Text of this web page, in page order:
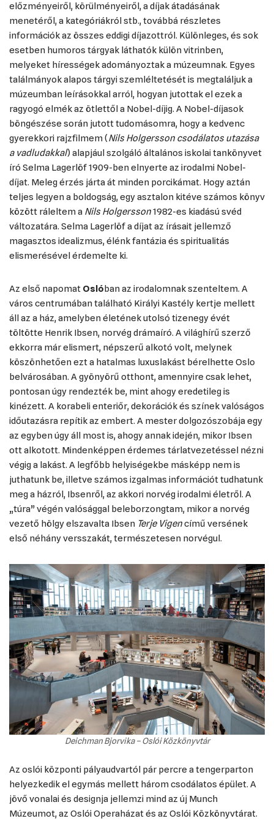
előzményeiről, körülményeiről, a díjak átadásának
menetéről, a kategóriákról stb., továbbá részletes
információk az összes eddigi díjazottról. Különleges, és sok
esetben humoros tárgyak láthatók külön vitrinben,
melyeket hírességek adományoztak a múzeumnak. Egyes
találmányok alapos tárgyi szemléltetését is megtaláljuk a
múzeumban leírásokkal arról, hogyan jutottak el ezek a
ragyogó elmék az ötlettől a Nobel-díjig. A Nobel-díjasok
böngészése során jutott tudomásomra, hogy a kedvenc
gyerekkori rajzfilmem (Nils Holgersson csodálatos utazása
a vadludakkal) alapjául szolgáló általános iskolai tankönyvet
író Selma Lagerlöf 1909-ben elnyerte az irodalmi Nobel-
díjat. Meleg érzés járta át minden porcikámat. Hogy aztán
teljes legyen a boldogság, egy asztalon kitéve számos könyv
között ráleltem a Nils Holgersson1982-es kiadású svéd
változatára. Selma Lagerlöf a díjat az írásait jellemző
magasztos idealizmus, élénk fantázia és spiritualitás
elismerésével érdemelte ki.
Az első napomat Oslóban az irodalomnak szenteltem. A
város centrumában található Királyi Kastély kertje mellett
áll az a ház, amelyben életének utolsó tizenegy évét
töltötte Henrik Ibsen, norvég drámaíró. A világhírű szerző
ekkorra már elismert, népszerű alkotó volt, melynek
köszönhetően ezt a hatalmas luxuslakást bérelhette Oslo
belvárosában. A gyönyörű otthont, amennyire csak lehet,
pontosan úgy rendezték be, mint ahogy eredetileg is
kinézett. A korabeli enteriőr, dekorációk és színek valóságos
időutazásra repítik az embert. A mester dolgozószobája egy
az egyben úgy áll most is, ahogy annak idején, mikor Ibsen
ott alkotott. Mindenképpen érdemes tárlatvezetéssel nézni
végig a lakást. A legfőbb helyiségekbe másképp nem is
juthatunk be, illetve számos izgalmas információt tudhatunk
meg a házról, Ibsenről, az akkori norvég irodalmi életről. A
„túra” végén valósággal beleborzongtam, mikor a norvég
vezető hölgy elszavalta Ibsen Terje Vigencímű versének
első néhány versszakát, természetesen norvégul.
Deichman Bjorvika – Oslói Közkönyvtár
Az oslói központi pályaudvartól pár percre a tengerparton
helyezkedik el egymás mellett három csodálatos épület. A
jövő vonalai és designja jellemzi mind az új Munch
Múzeumot, az Oslói Operaházat és az Oslói Közkönyvtárat.